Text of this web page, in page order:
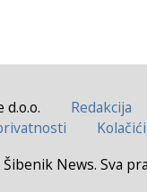
d.o.o. Redakcija
Kolačići
News. Sva